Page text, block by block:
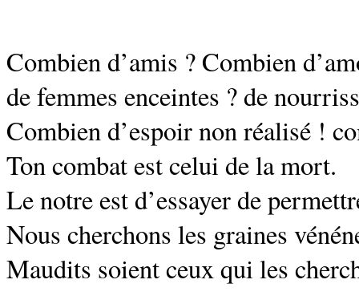
Combien d’amis ? Combien
de femmes enceintes ? de
Combien d’espoir non réalisé !
Ton combat est celui de la mort.
Le notre est d’essayer de
Nous cherchons les graines
Maudits soient ceux qui les